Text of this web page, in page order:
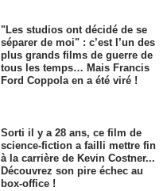
"Les studios ont décidé de se
séparer de moi" : c’est l’un des
plus grands films de guerre de
tous les temps… Mais Francis
Ford Coppola en a été viré !
Sorti il y a 28 ans, ce film de
science-fiction a failli mettre fin
à la carrière de Kevin Costner...
Découvrez son pire échec au
box-office !